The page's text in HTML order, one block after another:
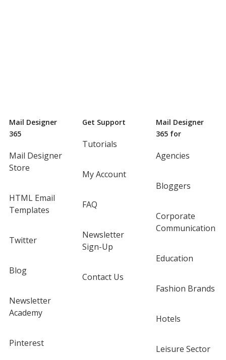
Mail Designer
365
Mail Designer
Store
HTML Email
Templates
Twitter
Blog
Newsletter
Academy
Pinterest
Get Support
Tutorials
My Account
FAQ
Newsletter
Sign-Up
Contact Us
Mail Designer
365 for
Agencies
Bloggers
Corporate
Communication
Education
Fashion Brands
Hotels
Leisure Sector